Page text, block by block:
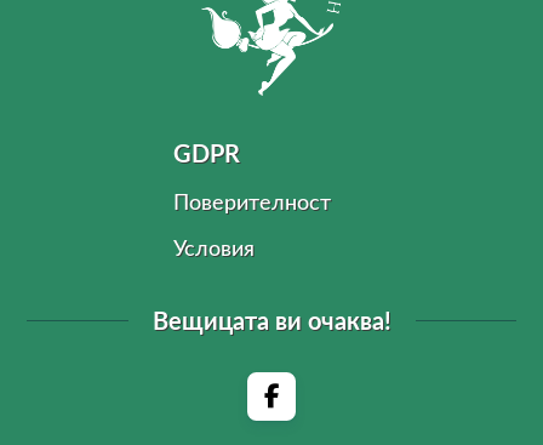
GDPR
Поверителност
Условия
Вещицата ви очаква!